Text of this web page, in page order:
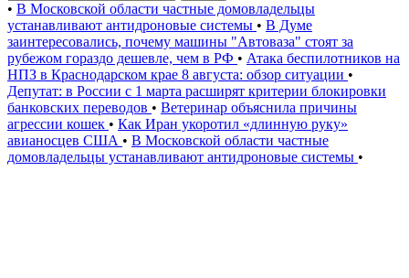
• В Московской области частные домовладельцы
устанавливают антидроновые системы • В Думе
заинтересовались, почему машины "Автоваза" стоят за
рубежом гораздо дешевле, чем в РФ • Атака беспилотников на
НПЗ в Краснодарском крае 8 августа: обзор ситуации •
Депутат: в России с 1 марта расширят критерии блокировки
банковских переводов • Ветеринар объяснила причины
агрессии кошек • Как Иран укоротил «длинную руку»
авианосцев США • В Московской области частные
домовладельцы устанавливают антидроновые системы •